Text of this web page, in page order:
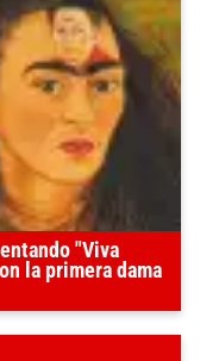
"Viva
la primera dama